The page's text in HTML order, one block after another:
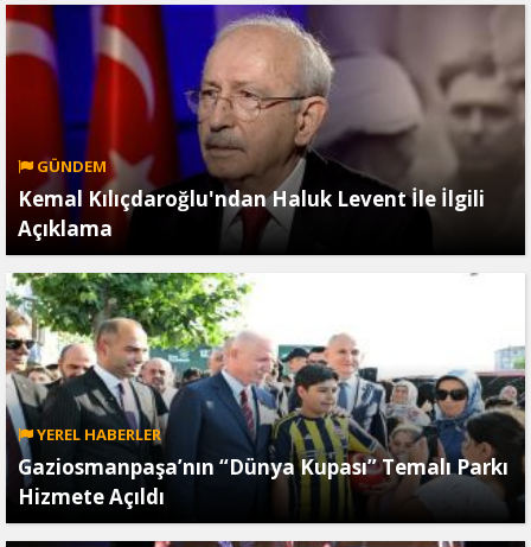
GÜNDEM
Kemal Kılıçdaroğlu'ndan Haluk Levent İle İlgili
Açıklama
YEREL HABERLER
Gaziosmanpaşa’nın “Dünya Kupası” Temalı Parkı
Hizmete Açıldı